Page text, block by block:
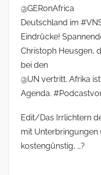
@GERonAfrica
Deutschland im
Eindrücke!
Christoph Heusgen,
bei den
@UN vertritt. Afrika
Agenda.
Edit/Das Irrlichtern
mit
kostengünstig, …?